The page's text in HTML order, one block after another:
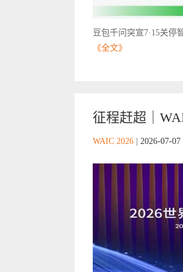
豆包千问突宣7·15关停
《全文》
征程赶超｜
WAIC 2026 2026-07-07